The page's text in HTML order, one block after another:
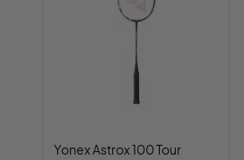
Yonex Astrox 100 Tour